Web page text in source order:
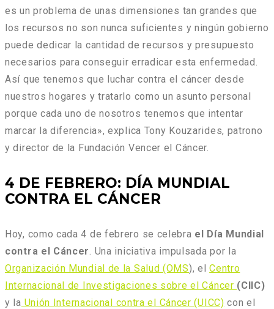
es un problema de unas dimensiones tan grandes que
los recursos no son nunca suficientes y ningún gobierno
puede dedicar la cantidad de recursos y presupuesto
necesarios para conseguir erradicar esta enfermedad.
Así que tenemos que luchar contra el cáncer desde
nuestros hogares y tratarlo como un asunto personal
porque cada uno de nosotros tenemos que intentar
marcar la diferencia», explica Tony Kouzarides, patrono
y director de la Fundación Vencer el Cáncer.
4 DE FEBRERO: DÍA MUNDIAL
CONTRA EL CÁNCER
Hoy, como cada 4 de febrero se celebra el Día Mundial
contra el Cáncer . Una iniciativa impulsada por la
Organización Mundial de la Salud (OMS), elCentro
Internacional de Investigaciones sobre el Cáncer (CIIC)
y la Unión Internacional contra el Cáncer (UICC) con el